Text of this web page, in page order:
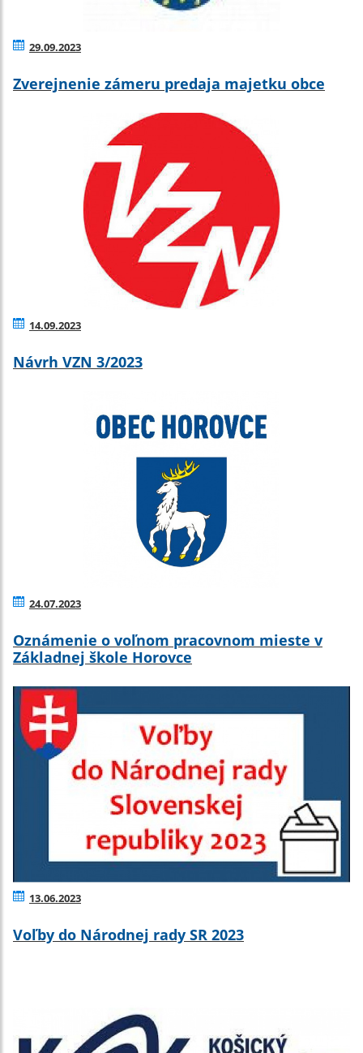
29.09.2023
Zverejnenie zámeru predaja majetku obce
14.09.2023
Návrh VZN 3/2023
24.07.2023
Oznámenie o voľnom pracovnom mieste v
Základnej škole Horovce
13.06.2023
Voľby do Národnej rady SR 2023